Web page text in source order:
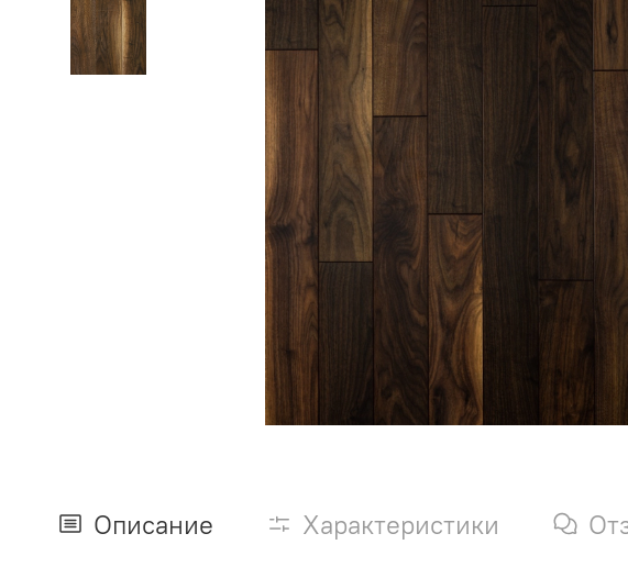
Описание Характеристики